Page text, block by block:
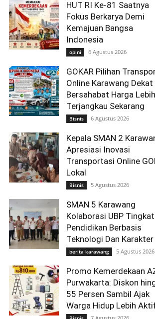
HUT RI Ke-81 Saatnya
Fokus Berkarya Demi
Kemajuan Bangsa
Indonesia
opini 6 Agustus 2026
GOKAR Pilihan
Online Karawang Dekat
Bersahabat Harga Lebih
Terjangkau Sekarang
Bisnis 6 Agustus 2026
Kepala SMAN 2
Apresiasi Inovasi
Transportasi Online
Lokal
Bisnis 5 Agustus 2026
SMAN 5 Karawang
Kolaborasi UBP
Pendidikan Berbasis
Teknologi Dan Karakter
berita karawang 5 Agustus 2026
Promo Kemerdekaan
Purwakarta: Diskon
55 Persen Sambil Ajak
Warga Hidup Lebih